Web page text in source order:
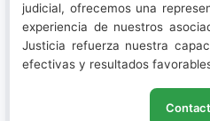
judicial, ofrecemos una
experiencia de nuestros
Justicia refuerza nuestra
efectivas y resultados